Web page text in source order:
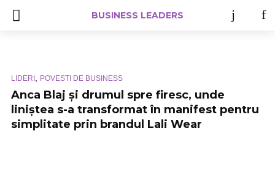
BUSINESS LEADERS
LIDERI POVESTI DE BUSINESS
Anca Blaj și drumul spre firesc, unde
liniștea s-a transformat în manifest pentru
simplitate prin brandul Lali Wear